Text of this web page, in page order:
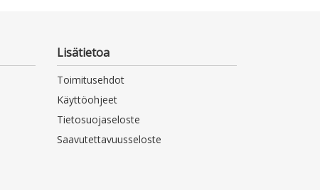
Lisätietoa
Toimitusehdot
Käyttöohjeet
Tietosuojaseloste
Saavutettavuusseloste